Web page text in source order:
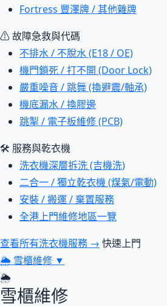
Fortress 豐澤牌 / 其他雜牌
⚠ 故障急救與代碼
不排水 / 不脫水 (E18 / OE)
機門鎖死 / 打不開 (Door Lock)
嚴重噪音 / 跳舞 (換避震/軸承)
機底漏水 / 換膠邊
跳掣 / 電子板維修 (PCB)
🛠 服務與乾衣機
洗衣機深層拆洗 (吉機洗)
二合一 / 獨立乾衣機 (煤氣/電動)
安裝 / 搬運 / 棄置服務
全港上門維修地區一覽
查看所有洗衣機服務 → 快速上門
🌦 雪櫃維修 ▼
🌦
雪櫃維修